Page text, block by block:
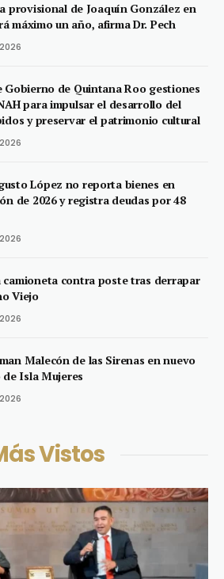
provisional de Joaquín González en
máximo un año, afirma Dr. Pech
Gobierno de Quintana Roo gestiones
para impulsar el desarrollo del
y preservar el patrimonio cultural
López no reporta bienes en
de 2026 y registra deudas por 48
camioneta contra poste tras derrapar
Viejo
Malecón de las Sirenas en nuevo
Isla Mujeres
Vistos